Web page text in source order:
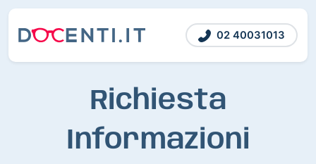
02 40031013
Richiesta
Informazioni